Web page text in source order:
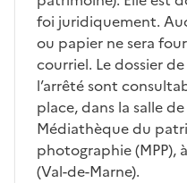
foi juridiquement.
ou papier ne sera
courriel. Le dossier
l’arrêté sont
place, dans la salle
Médiathèque du
photographie (MPP),
(Val-de-Marne).